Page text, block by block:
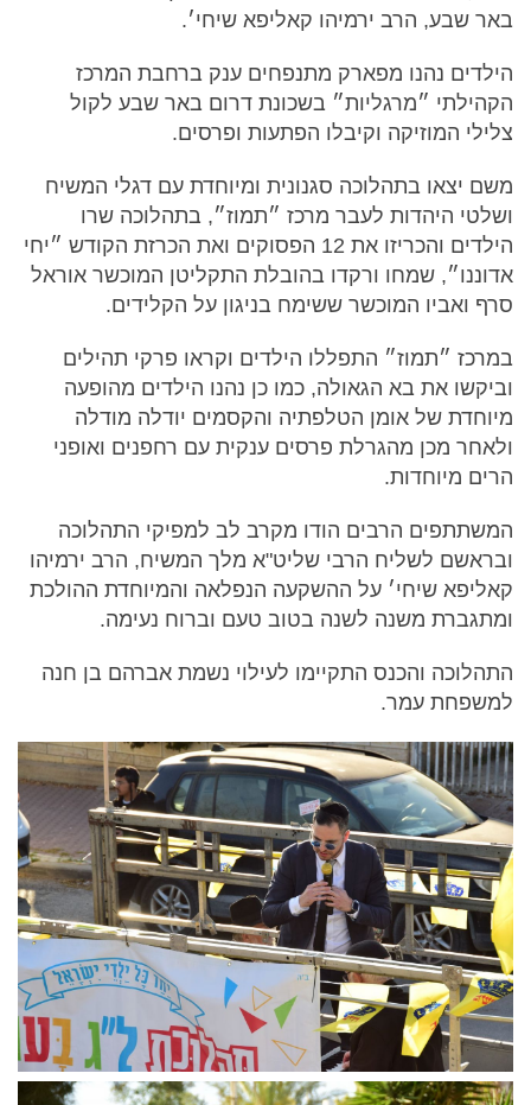
באר שבע, הרב ירמיהו קאליפא שיחי׳.
הילדים נהנו מפארק מתנפחים ענק ברחבת המרכז
הקהילתי ״מרגליות״ בשכונת דרום באר שבע לקול
צלילי המוזיקה וקיבלו הפתעות ופרסים.
משם יצאו בתהלוכה סגנונית ומיוחדת עם דגלי המשיח
ושלטי היהדות לעבר מרכז ״תמוז״, בתהלוכה שרו
הילדים והכריזו את 12 הפסוקים ואת הכרזת הקודש ״יחי
אדוננו״, שמחו ורקדו בהובלת התקליטן המוכשר אוראל
סרף ואביו המוכשר ששימח בניגון על הקלידים.
במרכז ״תמוז״ התפללו הילדים וקראו פרקי תהילים
וביקשו את בא הגאולה, כמו כן נהנו הילדים מהופעה
מיוחדת של אומן הטלפתיה והקסמים יודלה מודלה
ולאחר מכן מהגרלת פרסים ענקית עם רחפנים ואופני
הרים מיוחדות.
המשתתפים הרבים הודו מקרב לב למפיקי התהלוכה
ובראשם לשליח הרבי שליט"א מלך המשיח, הרב ירמיהו
קאליפא שיחי׳ על ההשקעה הנפלאה והמיוחדת ההולכת
ומתגברת משנה לשנה בטוב טעם וברוח נעימה.
התהלוכה והכנס התקיימו לעילוי נשמת אברהם בן חנה
למשפחת עמר.